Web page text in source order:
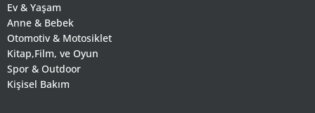
Ev & Yaşam
Anne & Bebek
Otomotiv & Motosiklet
Kitap,Film, ve Oyun
Spor & Outdoor
Kişisel Bakım